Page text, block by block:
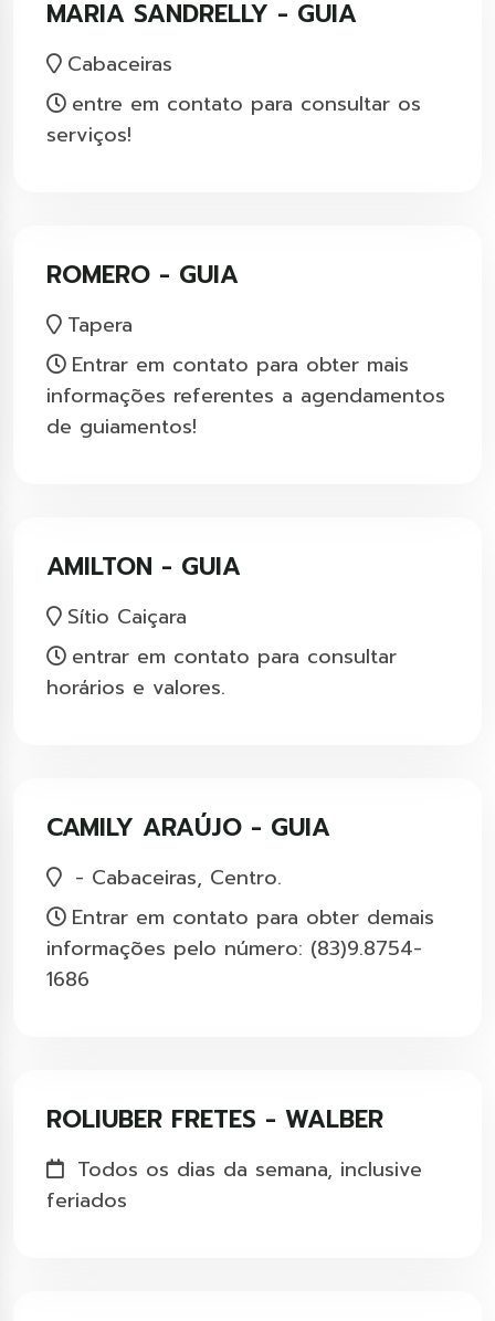
MARIA SANDRELLY - GUIA
Cabaceiras
entre em contato para consultar os
serviços!
ROMERO - GUIA
Tapera
Entrar em contato para obter mais
informações referentes a agendamentos
de guiamentos!
AMILTON - GUIA
Sítio Caiçara
entrar em contato para consultar
horários e valores.
CAMILY ARAÚJO - GUIA
- Cabaceiras, Centro.
Entrar em contato para obter demais
informações pelo número: (83)9.8754-
1686
ROLIUBER FRETES - WALBER
Todos os dias da semana, inclusive
feriados